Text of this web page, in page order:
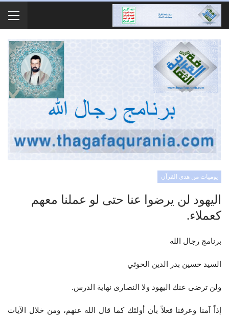
يوميات من هدي القرآن
اليهود لن يرضوا عنا حتى لو عملنا معهم
كعملاء.
برنامج رجال الله
السيد حسين بدر الدين الحوثي
ولن ترضى عنك اليهود ولا النصارى نهاية الدرس.
إذاً آمنا وعرفنا فعلاً بأن أولئك كما قال الله عنهم، ومن خلال الآيات